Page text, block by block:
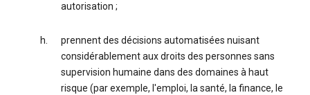
autorisation ;
prennent des décisions automatisées nuisant
considérablement aux droits des personnes sans
supervision humaine dans des domaines à haut
risque (par exemple, l'emploi, la santé, la finance, le